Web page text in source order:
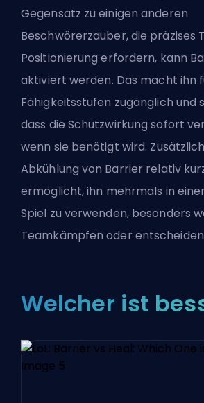
Gegensatz zu einigen anderen
Beschwörerzauber, die präzises
Positionierung erfordern, kann
aktiviert werden. Das macht ihn
Fähigkeitsstufen zugänglich und
dass die Schutzwirkung sofort
wenn sie benötigt wird.
Abkühlung von Barrier relativ
ermöglicht, ihn mehrmals in
Spiel zu verwenden, besonders
Teamkämpfen oder
Welcher ist